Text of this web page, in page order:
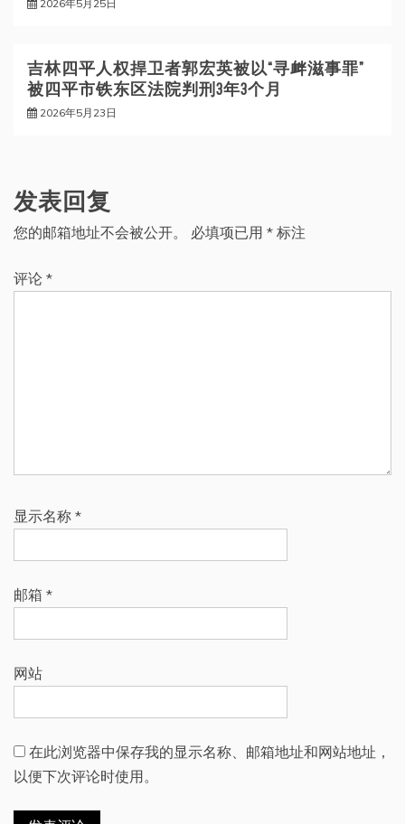
2026年5月25日
吉林四平人权捍卫者郭宏英被以“寻衅滋事罪”
被四平市铁东区法院判刑3年3个月
2026年5月23日
发表回复
您的邮箱地址不会被公开。 必填项已用 * 标注
评论 *
显示名称 *
邮箱 *
网站
在此浏览器中保存我的显示名称、邮箱地址和网站地址，
以便下次评论时使用。